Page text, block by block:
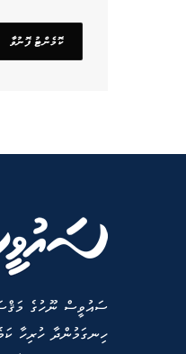
ސައުވީސް ނޫހުގެ
ހިނގަމުންދާ ހުރިހާ